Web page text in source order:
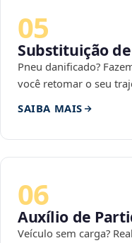
05
Substituição
Pneu danificado?
você retomar o seu
SAIBA MAIS
06
Auxílio de
Veículo sem carga?